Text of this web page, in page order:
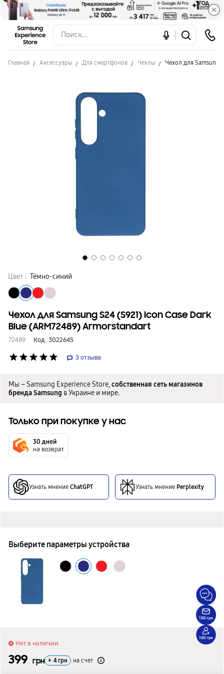
Главная Аксессуары Для смартфонов Чехлы Чехол для Samsung
Цвет : Тёмно-синий
Чехол для Samsung S24 (S921) Icon Case Dark
Blue (ARM72489) Armorstandart
72489 Код: 3022645
star star star star star 3 отзыва
Мы – Samsung Experience Store,собственная сеть магазинов
бренда Samsung в Украине и мире.
Только при покупке у нас
Узнать мнение ChatGPT Узнать мнение Perplexity
Выберите параметры устройства
Нет в наличии
399 грн + 4 грн на счет